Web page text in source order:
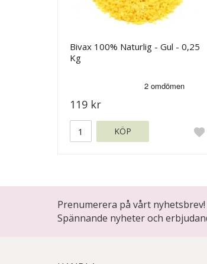
Bivax 100% Naturlig - Gul - 0,25
Kg
119 kr
KÖP
Prenumerera på vårt nyhetsbrev!
Spännande nyheter och